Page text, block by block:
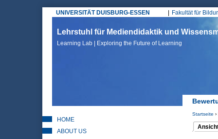
UNIVERSITÄT DUISBURG-ESSEN
Hauptmenü
Fakultät für
Lehrstuhl für Mediendidaktik und
Learning Lab | Exploring the Future of Learning
Sie
Startseite ›
(aktiver
HOME
ABOUT US